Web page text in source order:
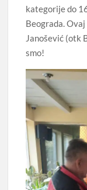
kategorije do
Beograda.
Janošević (otk
smo!